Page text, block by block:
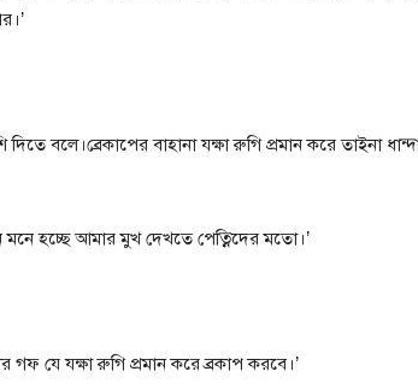
বলে।ব্রেকাপের বাহানা যক্ষা রুগি প্রমান করে তাইনা
হচ্ছে আমার মুখ দেখতে পেত্নিদের মতো।’
যে যক্ষা রুগি প্রমান করে ব্রকাপ করবে।’